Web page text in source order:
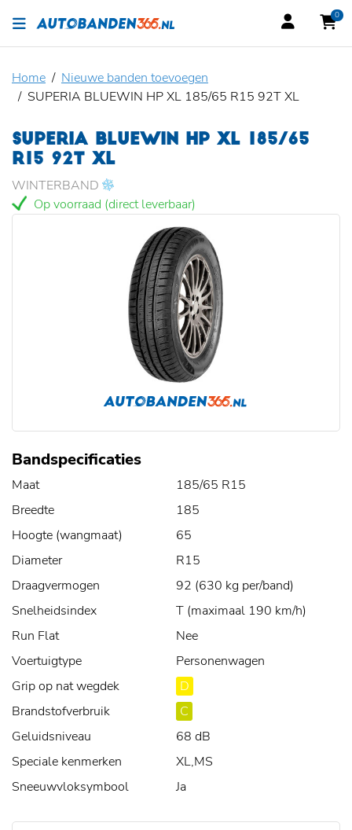
0
Home
Nieuwe banden toevoegen
SUPERIA BLUEWIN HP XL 185/65 R15 92T XL
SUPERIA BLUEWIN HP XL 185/65
R15 92T XL
WINTERBAND
Op voorraad (direct leverbaar)
Bandspecificaties
Maat
185/65 R15
Breedte
185
Hoogte (wangmaat)
65
Diameter
R15
Draagvermogen
92 (630 kg per/band)
Snelheidsindex
T (maximaal 190 km/h)
Run Flat
Nee
Voertuigtype
Personenwagen
Grip op nat wegdek
D
Brandstofverbruik
C
Geluidsniveau
68 dB
Speciale kenmerken
XL,MS
Sneeuwvloksymbool
Ja